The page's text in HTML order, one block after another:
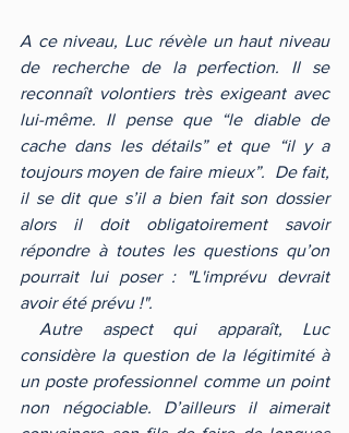
A ce niveau, Luc révèle un haut niveau
de recherche de la perfection. Il se
reconnaît volontiers très exigeant avec
lui-même. Il pense que “le diable de
cache dans les détails” et que “il y a
toujours moyen de faire mieux”.  De fait,
il se dit que s’il a bien fait son dossier
alors il doit obligatoirement savoir
répondre à toutes les questions qu’on
pourrait lui poser : "L'imprévu devrait
avoir été prévu !".
considère la question de la légitimité à
un poste professionnel comme un point
non négociable. D’ailleurs il aimerait